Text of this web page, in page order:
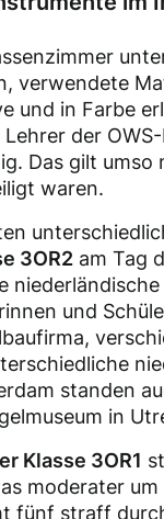
verwendete
und in Farbe
der
Das gilt umso
waren.
3OR2am Tag
und
standen
in
Klasse 3OR1
moderater
fünf straff